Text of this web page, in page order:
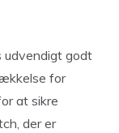
udvendigt godt
for
at sikre
der er